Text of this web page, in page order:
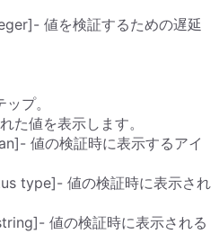
値を検証するための遅延
プ。
た値を表示します。
値の検証時に表示するアイ
type]- 値の検証時に表示され
値の検証時に表示される